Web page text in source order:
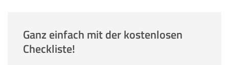
Ganz einfach mit der kostenlosen
Checkliste!